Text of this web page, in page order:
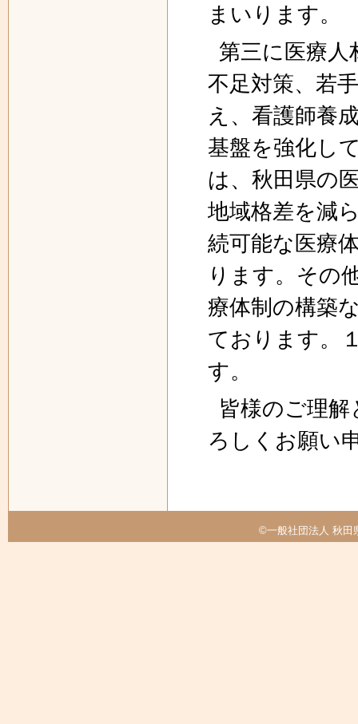
まいります。
第三に医療人
不足対策、若
え、看護師養
基盤を強化し
は、秋田県の
地域格差を減
続可能な医療
ります。その
療体制の構築
ております。
す。
皆様のご理
ろしくお願い
©一般社団法人 秋田